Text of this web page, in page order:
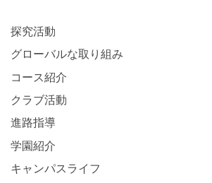
探究活動
グローバルな取り組み
コース紹介
クラブ活動
進路指導
学園紹介
キャンパスライフ